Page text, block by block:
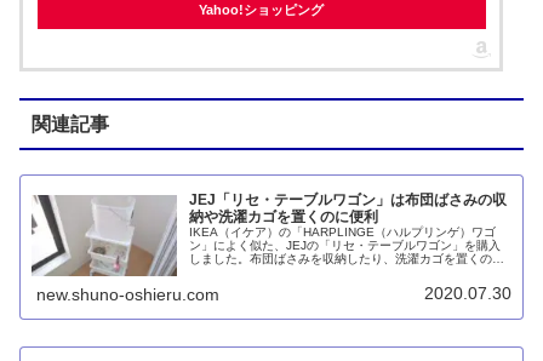
Yahoo!ショッピング
関連記事
JEJ「リセ・テーブルワゴン」は布団ばさみの収
納や洗濯カゴを置くのに便利
IKEA（イケア）の「HARPLINGE（ハルプリンゲ）ワゴ
ン」によく似た、JEJの「リセ・テーブルワゴン」を購入
しました。布団ばさみを収納したり、洗濯カゴを置くのに
new.shuno-oshieru.com 2020.07.30